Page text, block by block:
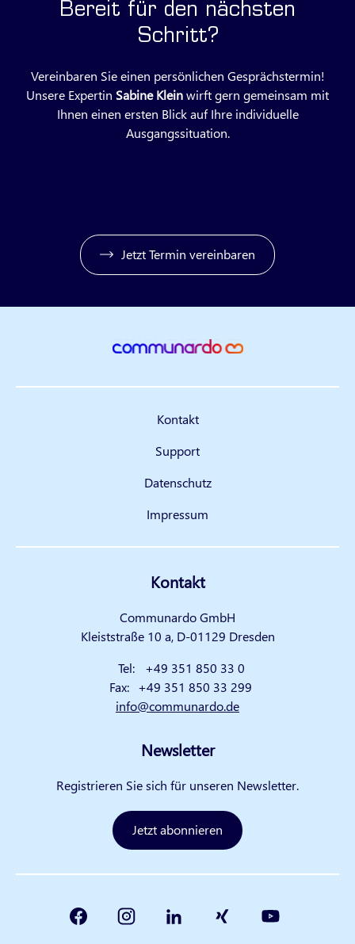
Bereit für den nächsten
Schritt?
Vereinbaren Sie einen persönlichen Gesprächstermin!
Unsere Expertin Sabine Kleinwirft gern gemeinsam mit
Ihnen einen ersten Blick auf Ihre individuelle
Ausgangssituation.
Jetzt Termin vereinbaren
Kontakt
Support
Datenschutz
Impressum
Kontakt
Communardo GmbH
Kleiststraße 10 a, D-01129 Dresden
Tel:
+49 351 850 33 0
Fax: +49 351 850 33 299
info@communardo.de
Newsletter
Registrieren Sie sich für unseren Newsletter.
Jetzt abonnieren